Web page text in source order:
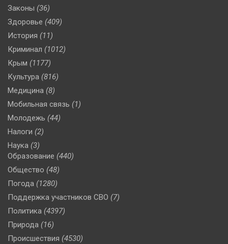
Законы (36)
Здоровье (409)
История (11)
Криминал (1012)
Крым (1177)
Культура (816)
Медицина (8)
Мобильная связь (1)
Молодежь (44)
Налоги (2)
Наука (3)
Образование (440)
Общество (48)
Погода (1280)
Поддержка участников СВО (7)
Политика (4397)
Природа (16)
Происшествия (4530)